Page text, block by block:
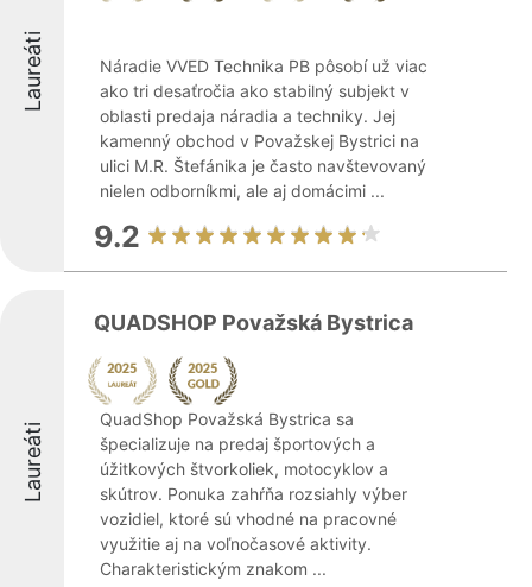
Laureáti
Náradie VVED Technika PB pôsobí už viac
ako tri desaťročia ako stabilný subjekt v
oblasti predaja náradia a techniky. Jej
kamenný obchod v Považskej Bystrici na
ulici M.R. Štefánika je často navštevovaný
nielen odborníkmi, ale aj domácimi ...
9.2
Laureáti
QUADSHOP Považská Bystrica
QuadShop Považská Bystrica sa
špecializuje na predaj športových a
úžitkových štvorkoliek, motocyklov a
skútrov. Ponuka zahŕňa rozsiahly výber
vozidiel, ktoré sú vhodné na pracovné
využitie aj na voľnočasové aktivity.
Charakteristickým znakom ...